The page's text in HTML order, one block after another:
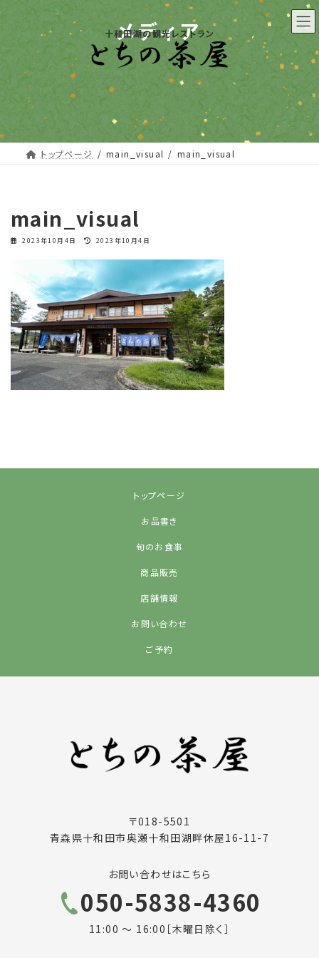
ン
ン
ツ
ッ
プ
ビ
ー
シ
移
動
十和田湖の観光レストラン
メディア
トップページ main_visual main_visual
main_visual
2023年10月4日
最
更
時
:
2023年10月4日
トップページ
お品書き
旬のお食事
商品販売
店舗情報
お問い合わせ
ご予約
〒018-5501
青森県十和田市奥瀬十和田湖畔休屋16-11-7
お問い合わせはこちら
050-5838-4360
11:00 ～ 16:00［木曜日除く］